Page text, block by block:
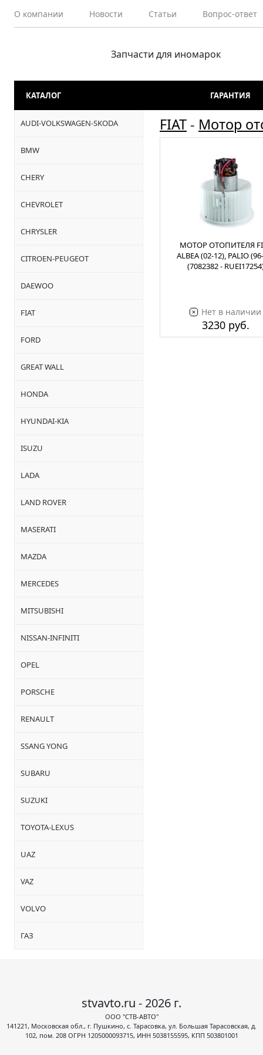
О компании Новости Статьи Вопрос-ответ
Запчасти для иномарок
КАТАЛОГ ГАРАНТИЯ
AUDI-VOLKSWAGEN-SKODA
BMW
CHERY
CHEVROLET
CHRYSLER
CITROEN-PEUGEOT
DAEWOO
FIAT
FORD
GREAT WALL
HONDA
HYUNDAI-KIA
ISUZU
LADA
LAND ROVER
MASERATI
MAZDA
MERCEDES
MITSUBISHI
NISSAN-INFINITI
OPEL
PORSCHE
RENAULT
SSANG YONG
SUBARU
SUZUKI
TOYOTA-LEXUS
UAZ
VAZ
VOLVO
ГАЗ
FIAT - Мотор
МОТОР ОТОПИТЕЛЯ
ALBEA (02-12), PALIO
(7082382 -
Нет в наличии
3230 руб.
stvavto.ru - 2026 г.
ООО "СТВ-АВТО"
141221, Московская обл., г. Пушкино, с. Тарасовка, ул. Большая Тарасовская, д.
102, пом. 208 ОГРН 1205000093715, ИНН 5038155595, КПП 503801001